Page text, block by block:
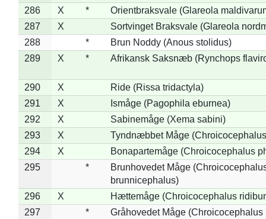
286
X *
Orientbraksvale (Glareola
287
X
Sortvinget Braksvale (Glareola
288
*
Brun Noddy (Anous stolidus)
289
X * Afrikansk Saksnæb (Rynchops
290 X
Ride (Rissa tridactyla)
291
X
Ismåge (Pagophila eburnea)
292
X
Sabinemåge (Xema sabini)
293
X
Tyndnæbbet Måge
294
X
Bonapartemåge (Chroicocephalus
295
*
Brunhovedet Måge
brunnicephalus)
296
X
Hættemåge (Chroicocephalus
297
*
Gråhovedet Måge (Chroicocephalus